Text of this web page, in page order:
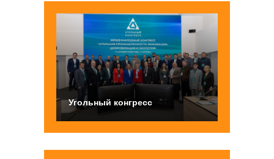
Угольный конгресс